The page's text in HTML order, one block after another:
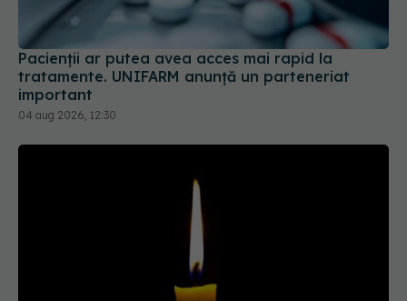
Pacienții ar putea avea acces mai rapid la
tratamente. UNIFARM anunță un parteneriat
important
04 aug 2026, 12:30